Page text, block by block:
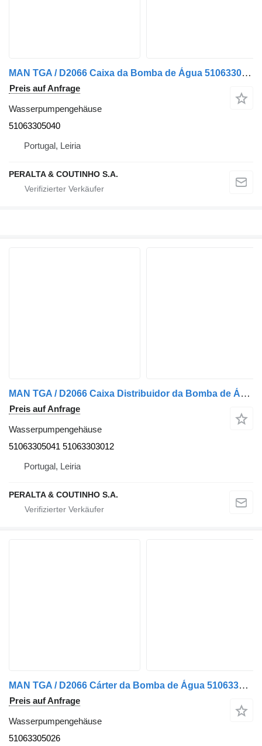
MAN TGA / D2066 Caixa da Bomba de Água 51063305040 Wasserpumpengehäuse für MAN LKW
Preis auf Anfrage
Wasserpumpengehäuse
51063305040
Portugal, Leiria
PERALTA & COUTINHO S.A.
MAN TGA / D2066 Caixa Distribuidor da Bomba de Água 51063305041 Wasserpumpengehäuse für MAN TGA LKW
Preis auf Anfrage
Wasserpumpengehäuse
51063305041 51063303012
Portugal, Leiria
PERALTA & COUTINHO S.A.
MAN TGA / D2066 Cárter da Bomba de Água 51063305026 Wasserpumpengehäuse für MAN LKW
Preis auf Anfrage
Wasserpumpengehäuse
51063305026